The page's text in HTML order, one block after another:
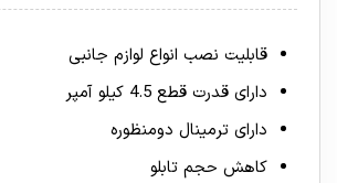
قابلیت نصب انواع لوازم جانبی
دارای قدرت قطع 4.5 کیلو آمپر
دارای ترمینال دومنظوره
کاهش حجم تابلو